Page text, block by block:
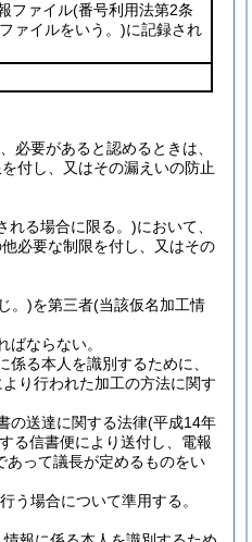
ファイル(番号利用法第2条
ァイルをいう。)に記録され
必要があると認めるときは、
付し、又はその漏えいの防止
れる場合に限る。)において、
必要な制限を付し、又はその
。)を第三者(当該仮名加工情
ならない。
る本人を識別するために、
り行われた加工の方法に関す
の送達に関する法律(平成14年
る信書便により送付し、電報
あって議長が定めるものをい
う場合について準用する。